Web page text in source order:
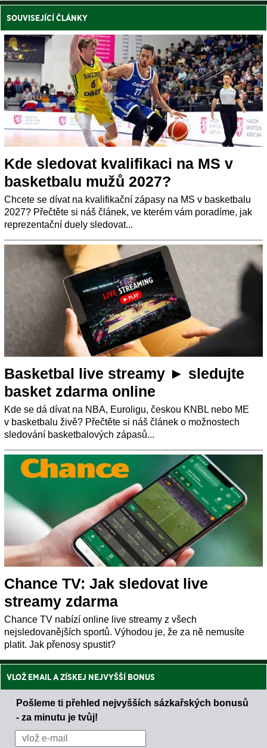
SOUVISEJÍCÍ ČLÁNKY
Kde sledovat kvalifikaci na MS v
basketbalu mužů 2027?
Chcete se dívat na kvalifikační zápasy na MS v basketbalu
2027? Přečtěte si náš článek, ve kterém vám poradíme, jak
reprezentační duely sledovat...
Basketbal live streamy ► sledujte
basket zdarma online
Kde se dá dívat na NBA, Euroligu, českou KNBL nebo ME
v basketbalu živě? Přečtěte si náš článek o možnostech
sledování basketbalových zápasů...
Chance TV: Jak sledovat live
streamy zdarma
Chance TV nabízí online live streamy z všech
nejsledovanějších sportů. Výhodou je, že za ně nemusíte
platit. Jak přenosy spustit?
VLOŽ EMAIL A ZÍSKEJ NEJVYŠŠÍ BONUS
Pošleme ti přehled nejvyšších sázkařských bonusů
- za minutu je tvůj!